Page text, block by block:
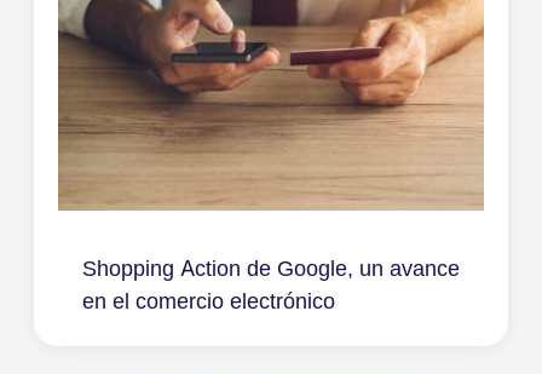
Shopping Action de Google, un avance
en el comercio electrónico